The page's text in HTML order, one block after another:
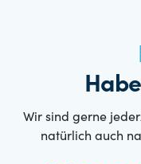
Wir sind gerne
natürlich auch